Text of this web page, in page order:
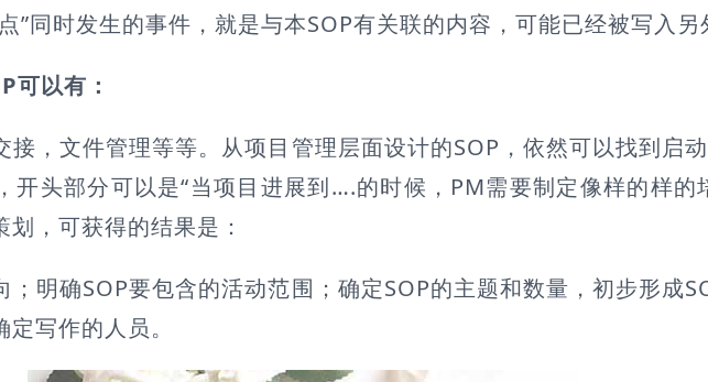
”同时发生的事件，就是与本SOP有关联的内容，可能已经被写入
可以有：
文件管理等等。从项目管理层面设计的SOP，依然可以找到启
开头部分可以是“当项目进展到….的时候，PM需要制定像样的样的
，可获得的结果是：
确SOP要包含的活动范围；确定SOP的主题和数量，初步形成
写作的人员。